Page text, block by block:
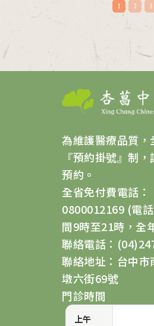
1 2 3
為維護醫療品質，
『預約掛號』制
預約。
全省免付費電話：
0800012169 (電
間9時至21時，全
聯絡電話：
聯絡地址：台中市
墩六街69號
門診時間
上午